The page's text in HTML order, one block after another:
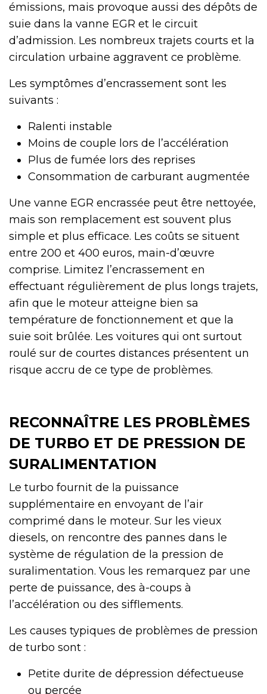
émissions, mais provoque aussi des dépôts de
suie dans la vanne EGR et le circuit
d’admission. Les nombreux trajets courts et la
circulation urbaine aggravent ce problème.
Les symptômes d’encrassement sont les
suivants :
Ralenti instable
Moins de couple lors de l’accélération
Plus de fumée lors des reprises
Consommation de carburant augmentée
Une vanne EGR encrassée peut être nettoyée,
mais son remplacement est souvent plus
simple et plus efficace. Les coûts se situent
entre 200 et 400 euros, main-d’œuvre
comprise. Limitez l’encrassement en
effectuant régulièrement de plus longs trajets,
afin que le moteur atteigne bien sa
température de fonctionnement et que la
suie soit brûlée. Les voitures qui ont surtout
roulé sur de courtes distances présentent un
risque accru de ce type de problèmes.
RECONNAÎTRE LES PROBLÈMES
DE TURBO ET DE PRESSION DE
SURALIMENTATION
Le turbo fournit de la puissance
supplémentaire en envoyant de l’air
comprimé dans le moteur. Sur les vieux
diesels, on rencontre des pannes dans le
système de régulation de la pression de
suralimentation. Vous les remarquez par une
perte de puissance, des à-coups à
l’accélération ou des sifflements.
Les causes typiques de problèmes de pression
de turbo sont :
Petite durite de dépression défectueuse
ou percée